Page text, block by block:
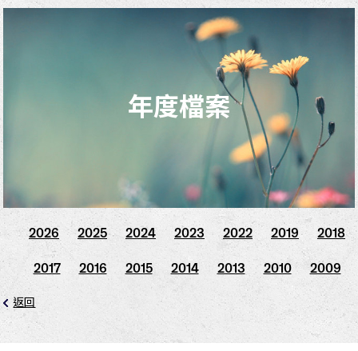
年度檔案
2026 2025 2024 2023 2022 2019 2018
2017 2016 2015 2014 2013 2010 2009
返回